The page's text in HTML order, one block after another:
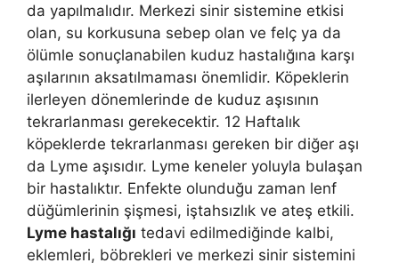
da yapılmalıdır. Merkezi sinir sistemine etkisi
olan, su korkusuna sebep olan ve felç ya da
ölümle sonuçlanabilen kuduz hastalığına karşı
aşılarının aksatılmaması önemlidir. Köpeklerin
ilerleyen dönemlerinde de kuduz aşısının
tekrarlanması gerekecektir. 12 Haftalık
köpeklerde tekrarlanması gereken bir diğer aşı
da Lyme aşısıdır. Lyme keneler yoluyla bulaşan
bir hastalıktır. Enfekte olunduğu zaman lenf
düğümlerinin şişmesi, iştahsızlık ve ateş etkili.
Lyme hastalığı tedavi edilmediğinde kalbi,
eklemleri, böbrekleri ve merkezi sinir sistemini